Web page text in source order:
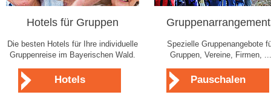
Hotels für Gruppen
Die besten Hotels für Ihre individuelle
Gruppenreise im Bayerischen Wald.
Hotels
Spezielle Gruppenangebote
Gruppen, Vereine, Firmen, ...
Pauschalen